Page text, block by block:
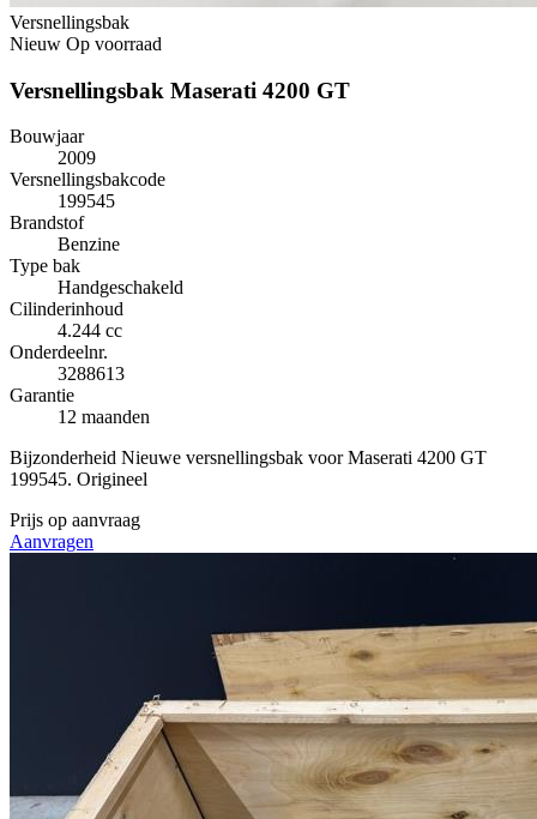
Versnellingsbak
Nieuw Op voorraad
Versnellingsbak Maserati 4200 GT
Bouwjaar
2009
Versnellingsbakcode
199545
Brandstof
Benzine
Type bak
Handgeschakeld
Cilinderinhoud
4.244 cc
Onderdeelnr.
3288613
Garantie
12 maanden
Bijzonderheid Nieuwe versnellingsbak voor Maserati 4200 GT
199545. Origineel
Prijs op aanvraag
Aanvragen